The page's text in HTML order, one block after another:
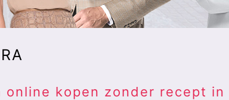
online kopen zonder recept in